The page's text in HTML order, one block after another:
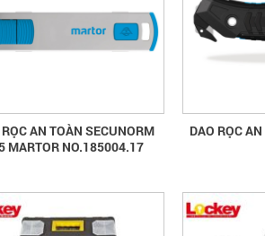
AN TOÀN SECUNORM
MARTOR NO.185004.17
DAO RỌC